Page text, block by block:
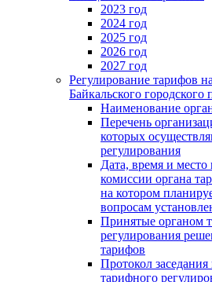
2023 год
2024 год
2025 год
2026 год
2027 год
Регулирование тарифов
Байкальского городского
Наименование
Перечень
которых
регулирования
Дата, время и место
комиссии органа
на котором
вопросам
Принятые органом
регулирования
тарифов
Протокол
тарифного